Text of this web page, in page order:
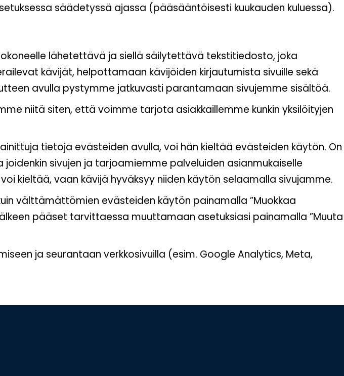
säädetyssä ajassa (pääsääntöisesti kuukauden kuluessa).
lähetettävä ja siellä säilytettävä tekstitiedosto, joka
kävijät, helpottamaan kävijöiden kirjautumista sivuille sekä
avulla pystymme jatkuvasti parantamaan sivujemme sisältöä.
niitä siten, että voimme tarjota asiakkaillemme kunkin yksilöityjen
tietoja evästeiden avulla, voi hän kieltää evästeiden käytön. On
sivujen ja tarjoamiemme palveluiden asianmukaiselle
kieltää, vaan kävijä hyväksyy niiden käytön selaamalla sivujamme.
välttämättömien evästeiden käytön painamalla ”Muokkaa
pääset tarvittaessa muuttamaan asetuksiasi painamalla ”Muuta
ja seurantaan verkkosivuilla (esim. Google Analytics, Meta,